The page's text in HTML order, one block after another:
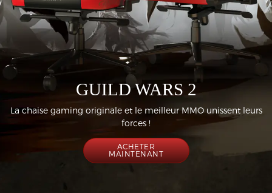
GUILD WARS 2
La chaise gaming originale et le meilleur MMO unissent leurs
forces !
ACHETER
MAINTENANT